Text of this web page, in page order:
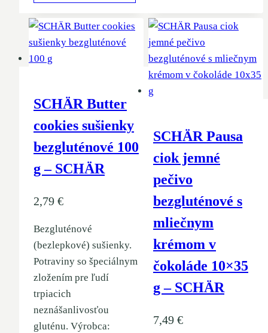
SCHÄR Butter
cookies sušienky
bezgluténové 100
g – SCHÄR
2,79 €
Bezgluténové
(bezlepkové) sušienky.
Potraviny so špeciálnym
zložením pre ľudí
trpiacich
neznášanlivosťou
gluténu. Výrobca:
SCHÄR Pausa
ciok jemné
pečivo
bezgluténové s
mliečnym
krémom v
čokoláde 10×35
g – SCHÄR
7,49 €